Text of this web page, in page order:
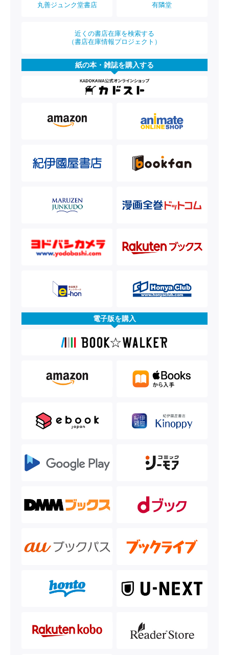
丸善ジュンク堂書店 有隣堂
近くの書店在庫を検索する
（書店在庫情報プロジェクト）
紙の本・雑誌を購入する
電子版を購入